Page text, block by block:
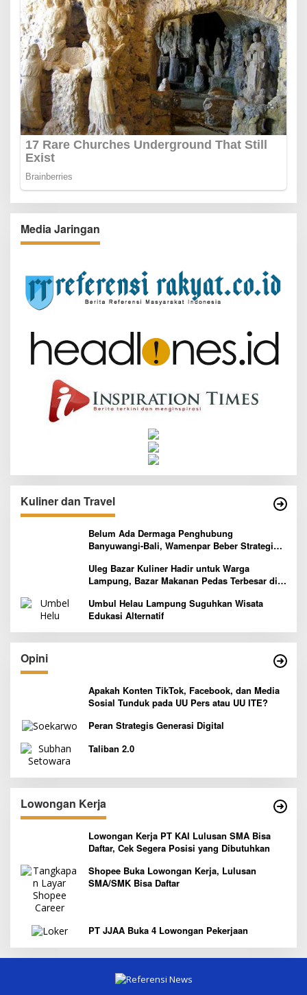
Media Jaringan
Kuliner dan Travel
Belum Ada Dermaga Penghubung
Banyuwangi-Bali, Wamenpar Beber Strategi
Uleg Bazar Kuliner Hadir untuk Warga
Lampung, Bazar Makanan Pedas Terbesar di
Umbul Helau Lampung Suguhkan Wisata
Edukasi Alternatif
Opini
Apakah Konten TikTok, Facebook, dan Media
Sosial Tunduk pada UU Pers atau UU ITE?
Peran Strategis Generasi Digital
Taliban 2.0
Lowongan Kerja
Lowongan Kerja PT KAI Lulusan SMA Bisa
Daftar, Cek Segera Posisi yang Dibutuhkan
Shopee Buka Lowongan Kerja, Lulusan
SMA/SMK Bisa Daftar
PT JJAA Buka 4 Lowongan Pekerjaan